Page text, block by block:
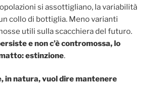
si assottigliano, la variabilità
collo di bottiglia. Meno varianti
utili sulla scacchiera del futuro.
e non c’è contromossa, lo
estinzione.
in natura, vuol dire mantenere